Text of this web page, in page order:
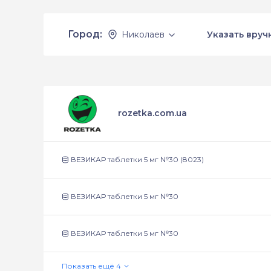
Город: Николаев Указать
rozetka.com.ua
ВЕЗИКАР таблетки 5 мг №30 (8023)
ВЕЗИКАР таблетки 5 мг №30
ВЕЗИКАР таблетки 5 мг №30